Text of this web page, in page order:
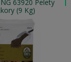
63920 Pelety
(9 Kg)